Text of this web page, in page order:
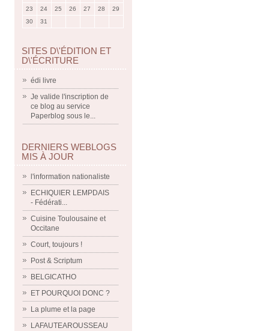
23
24 25 26 27 28
29
30
31
SITES D\'ÉDITION ET
D\'ÉCRITURE
édi livre
Je valide l'inscription de
ce blog au service
Paperblog sous le...
DERNIERS WEBLOGS
MIS À JOUR
l'information nationaliste
ECHIQUIER LEMPDAIS
- Fédérati...
Cuisine Toulousaine et
Occitane
Court, toujours !
Post & Scriptum
BELGICATHO
ET POURQUOI DONC ?
La plume et la page
LAFAUTEAROUSSEAU